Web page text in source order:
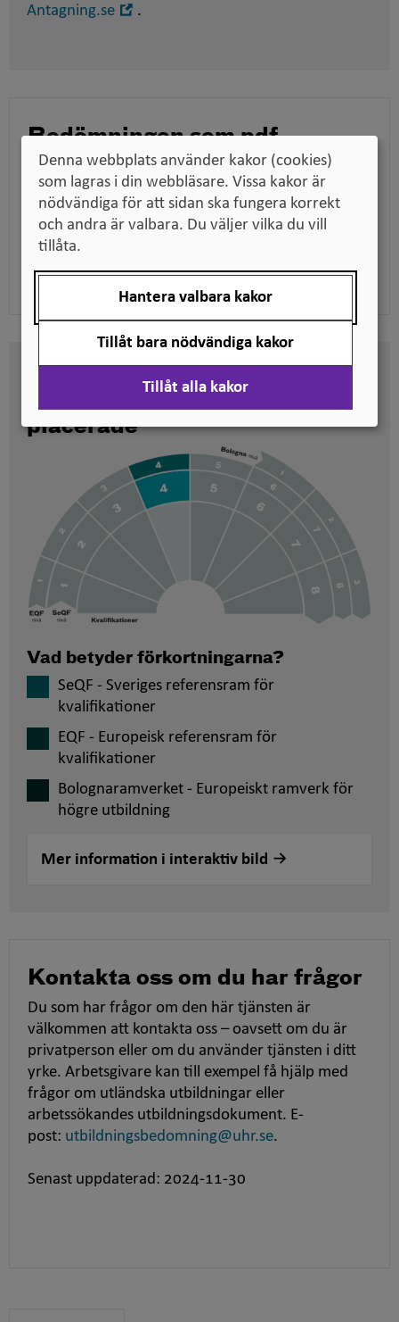
Antagning.se .
Bedömningen som pdf
Ladda ner bedömningen för att till exempel kunna
skicka den till en arbetsgivare när du söker jobb,
tillsammans med dina utbildningsdokument.
Här kan du se på vilken nivå
placerade
Vad betyder förkortningarna?
SeQF - Sveriges referensram för
kvalifikationer
EQF - Europeisk referensram för
kvalifikationer
Bolognaramverket - Europeiskt ramverk för
högre utbildning
Mer information i interaktiv bild
Kontakta oss om du har frågor
Du som har frågor om den här tjänsten är
välkommen att kontakta oss – oavsett om du är
privatperson eller om du använder tjänsten i ditt
yrke. Arbetsgivare kan till exempel få hjälp med
frågor om utländska utbildningar eller
arbetssökandes utbildningsdokument. E-
post: utbildningsbedomning@uhr.se.
Senast uppdaterad: 2024-11-30
Denna webbplats använder kakor (cookies)
som lagras i din webbläsare. Vissa kakor är
nödvändiga för att sidan ska fungera korrekt
och andra är valbara. Du väljer vilka du vill
tillåta.
Hantera valbara kakor
Tillåt bara nödvändiga kakor
Tillåt alla kakor